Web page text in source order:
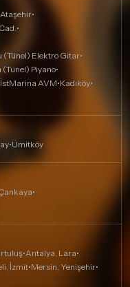
Ataşehir•
•
(Tünel) Elektro Gitar•
(Tünel) Piyano•
İstMarina AVM•Kadıköy•
•Ümitköy
•
•Antalya, Lara•
İzmit•Mersin, Yenişehir•